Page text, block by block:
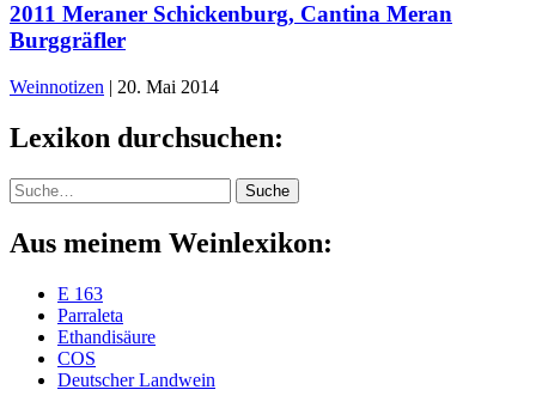
2011 Meraner Schickenburg, Cantina Meran
Burggräfler
Weinnotizen | 20. Mai 2014
Lexikon durchsuchen:
Suche Suche
Aus meinem Weinlexikon:
E 163
Parraleta
Ethandisäure
COS
Deutscher Landwein